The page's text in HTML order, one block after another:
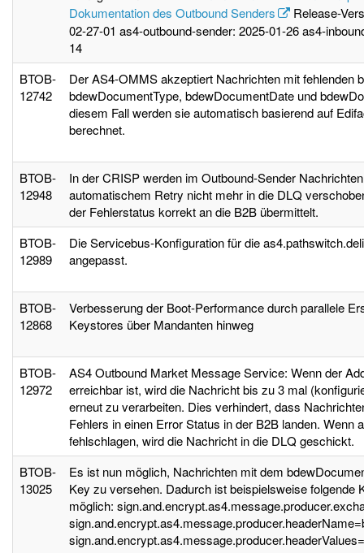
Dokumentation des Outbound Senders
Release-
02-27-01 as4-outbound-sender: 2025-01-26 as4-
14
BTOB-
12742
Der AS4-OMMS akzeptiert Nachrichten mit fehlenden
bdewDocumentType, bdewDocumentDate und
diesem Fall werden sie automatisch basierend auf
berechnet.
BTOB-
12948
In der CRISP werden im Outbound-Sender
automatischem Retry nicht mehr in die DLQ
der Fehlerstatus korrekt an die B2B übermittelt.
BTOB-
12989
Die Servicebus-Konfiguration für die
angepasst.
BTOB-
12868
Verbesserung der Boot-Performance durch parallele
Keystores über Mandanten hinweg
BTOB-
12972
AS4 Outbound Market Message Service: Wenn der
erreichbar ist, wird die Nachricht bis zu 3 mal
erneut zu verarbeiten. Dies verhindert, dass
Fehlers in einen Error Status in der B2B landen. Wenn
fehlschlagen, wird die Nachricht in die DLQ geschickt.
BTOB-
13025
Es ist nun möglich, Nachrichten mit dem
Key zu versehen. Dadurch ist beispielsweise folgende
möglich: